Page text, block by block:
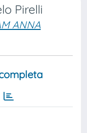
Pirelli
ANNA